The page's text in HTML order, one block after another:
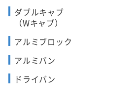
ダブルキャブ
（Wキャブ）
アルミブロック
アルミバン
ドライバン